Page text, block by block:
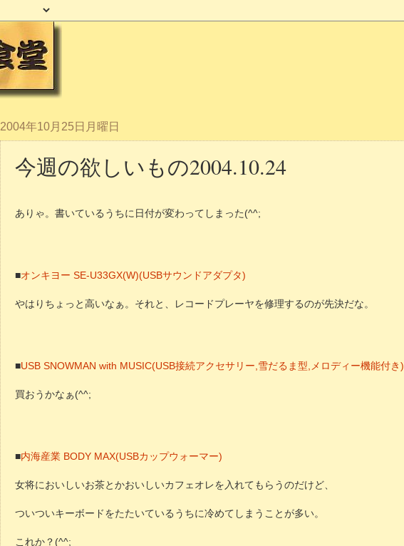
2004年10月25日月曜日
今週の欲しいもの2004.10.24
ありゃ。書いているうちに日付が変わってしまった(^^;
■オンキヨー SE-U33GX(W)(USBサウンドアダプタ)
やはりちょっと高いなぁ。それと、レコードプレーヤを修理するのが先決だな。
■USB SNOWMAN with MUSIC(USB接続アクセサリー,雪だるま型,メロディー機能付き)
買おうかなぁ(^^;
■内海産業 BODY MAX(USBカップウォーマー)
女将においしいお茶とかおいしいカフェオレを入れてもらうのだけど、
ついついキーボードをたたいているうちに冷めてしまうことが多い。
これか？(^^;